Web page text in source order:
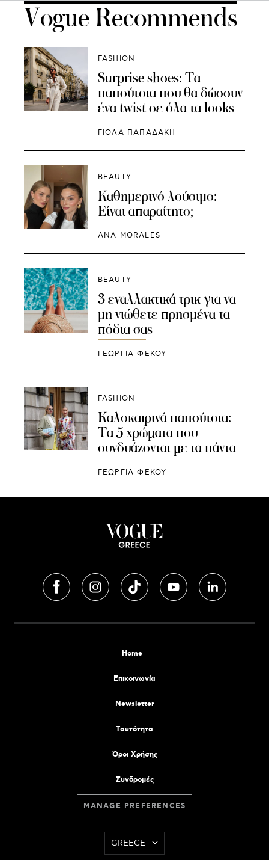
Vogue Recommends
FASHION
Surprise shoes: Τα
παπούτσια που θα δώσουν
ένα twist σε όλα τα looks
ΓΙΌΛΑ ΠΑΠΑΔΆΚΗ
BEAUTY
Καθημερινό λούσιμο:
Είναι απαραίτητο;
ANA MORALES
BEAUTY
3 εναλλακτικά τρικ για να
μη νιώθετε πρησμένα τα
πόδια σας
ΓΕΩΡΓΙΑ ΦΕΚΟΥ
FASHION
Καλοκαιρινά παπούτσια:
Τα 5 χρώματα που
συνδυάζονται με τα πάντα
ΓΕΩΡΓΙΑ ΦΕΚΟΥ
Home
Επικοινωνία
Newsletter
Tαυτότητα
Όροι Χρήσης
Συνδρομές
MANAGE PREFERENCES
GREECE